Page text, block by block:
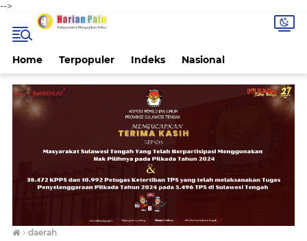
-->
Home Terpopuler Indeks Nasional
› daerah